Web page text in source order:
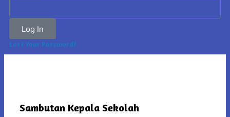
Log In
Lost Your Password?
Sambutan Kepala Sekolah